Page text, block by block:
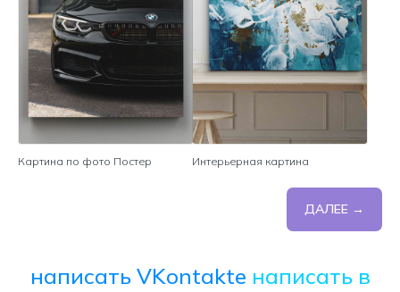
Картина по фото Постер Интерьерная картина
ДАЛЕЕ →
написать VKontakte написать в